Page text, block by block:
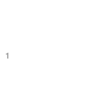
1